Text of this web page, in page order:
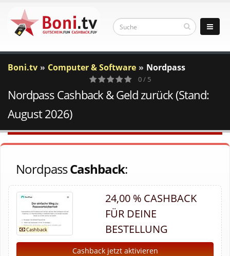
Boni.tv Computer & Software Nordpass
0
Votes
0 / 5
Nordpass Cashback & Geld zurück (Stand:
August 2026)
NordpassCashback:
24,00 % CASHBACK
FÜR DEINE
BESTELLUNG
Cashback jetzt aktivieren